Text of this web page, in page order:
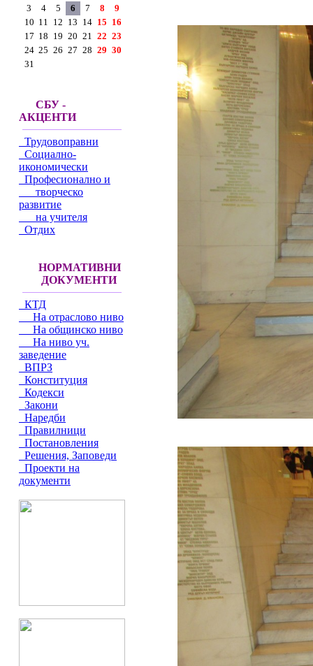
3
4 5 6 7 8
9
10 11 12 13 14 15 16
17 18 19 20 21 22 23
24 25 26 27 28 29 30
31
СБУ -
АКЦЕНТИ
Трудовоправни
Социално-
икономически
Професионално и
творческо
развитие
на учителя
Отдих
НОРМАТИВНИ
ДОКУМЕНТИ
КТД
На отраслово ниво
На общинско ниво
На ниво уч.
заведение
ВПРЗ
Конституция
Кодекси
Закони
Наредби
Правилници
Постановления
Решения, Заповеди
Проекти на
документи